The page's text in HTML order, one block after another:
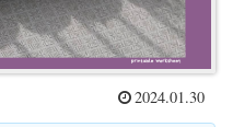
2024.01.30